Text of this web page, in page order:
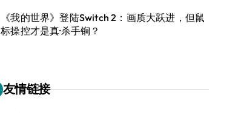
《我的世界》登陆Switch 2：画质大跃进，但鼠
标操控才是真·杀手锏？
友情链接